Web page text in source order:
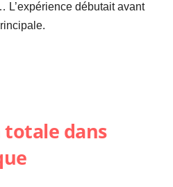
L’expérience débutait avant
dans